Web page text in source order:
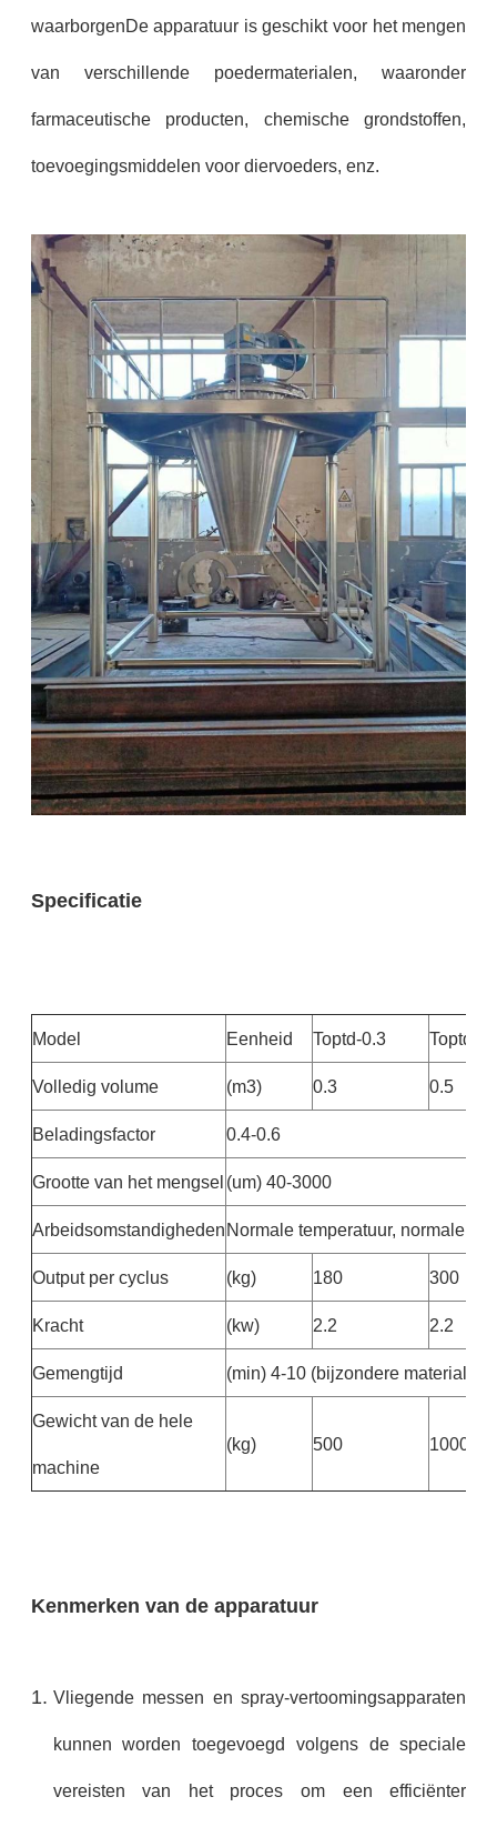
waarborgenDe apparatuur is geschikt voor het mengen
van verschillende poedermaterialen, waaronder
farmaceutische producten, chemische grondstoffen,
toevoegingsmiddelen voor diervoeders, enz.
Specificatie
Model Eenheid Toptd-0.3 Toptd-
Volledig volume (m3) 0.3 0.5
Beladingsfactor 0.4-0.6
Grootte van het mengsel (um) 40-3000
Arbeidsomstandigheden Normale temperatuur, normale
Output per cyclus (kg) 180 300
Kracht (kw) 2.2 2.2
Gemengtijd (min) 4-10 (bijzondere materialen
Gewicht van de hele
machine
(kg) 500 1000
Kenmerken van de apparatuur
Vliegende messen en spray-vertoomingsapparaten
kunnen worden toegevoegd volgens de speciale
vereisten van het proces om een efficiënter